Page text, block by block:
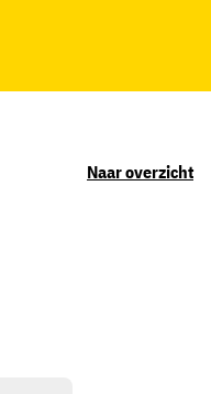
Naar overzicht